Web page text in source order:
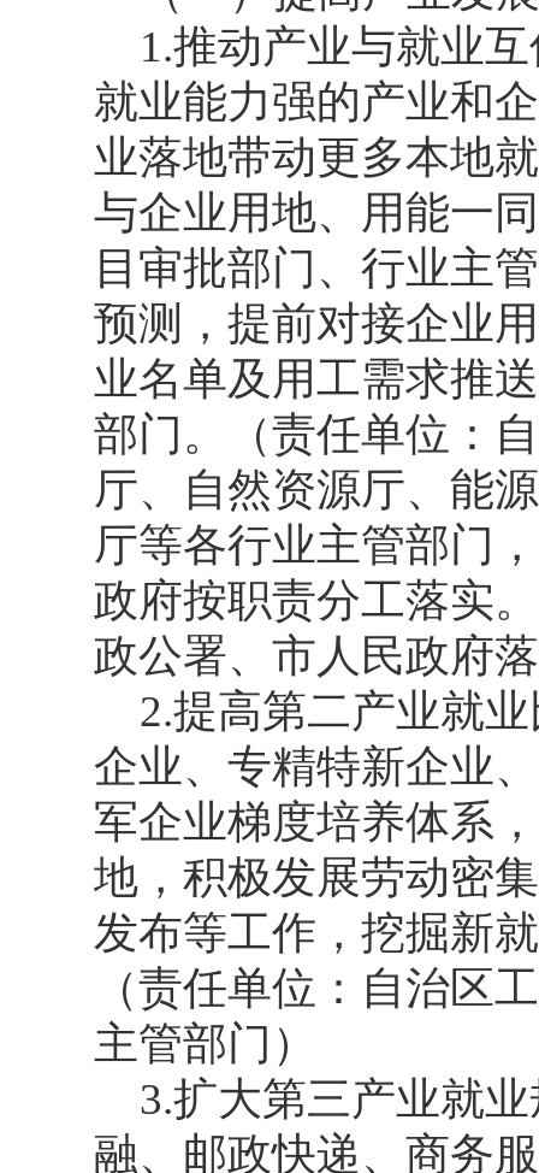
1.推动产业与就业
就业能力强的产业和
业落地带动更多本地
与企业用地、用能一
目审批部门、行业主
预测，提前对接企业
业名单及用工需求推
部门。（责任单位：
厅、自然资源厅、能
厅等各行业主管部门
政府按职责分工落实
政公署、市人民政府
2.提高第二产业就
企业、专精特新企业
军企业梯度培养体系
地，积极发展劳动密
发布等工作，挖掘新
（责任单位：自治区
主管部门）
3.扩大第三产业就
融、邮政快递、商务